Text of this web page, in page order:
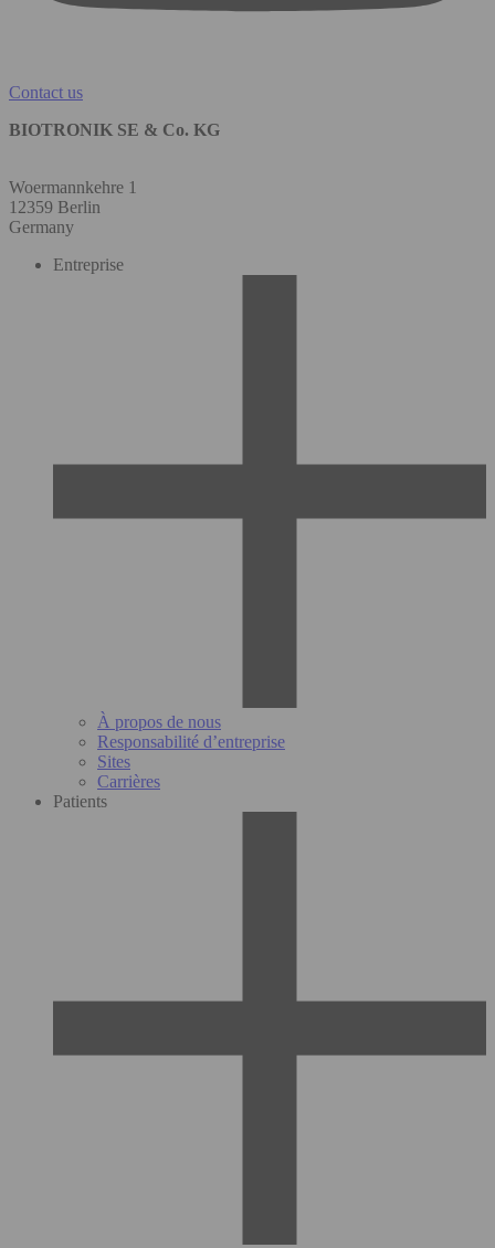
Contact us
BIOTRONIK SE & Co. KG
Woermannkehre 1
12359 Berlin
Germany
Entreprise
À propos de nous
Responsabilité d’entreprise
Sites
Carrières
Patients